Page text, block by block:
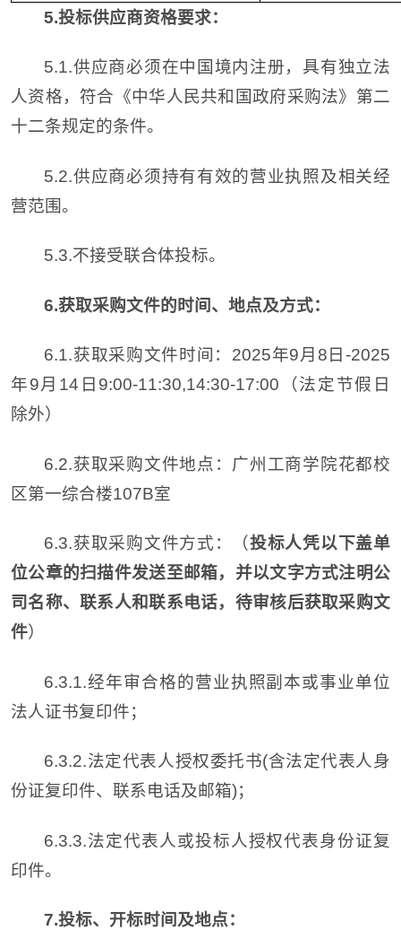
5.投标供应商资格要求：
5.1.供应商必须在中国境内注册，具有独立法
人资格，符合《中华人民共和国政府采购法》第二
十二条规定的条件。
5.2.供应商必须持有有效的营业执照及相关经
营范围。
5.3.不接受联合体投标。
6.获取采购文件的时间、地点及方式：
6.1.获取采购文件时间： 2025年9月8日-2025
年9月14日9:00-11:30,14:30-17:00（法定节假日
除外）
6.2.获取采购文件地点：广州工商学院花都校
区第一综合楼107B室
6.3.获取采购文件方式：（投标人凭以下盖单
位公章的扫描件发送至邮箱，并以文字方式注明公
司名称、联系人和联系电话，待审核后获取采购文
件）
6.3.1.经年审合格的营业执照副本或事业单位
法人证书复印件；
6.3.2.法定代表人授权委托书(含法定代表人身
份证复印件、联系电话及邮箱)；
6.3.3.法定代表人或投标人授权代表身份证复
印件。
7.投标、开标时间及地点：